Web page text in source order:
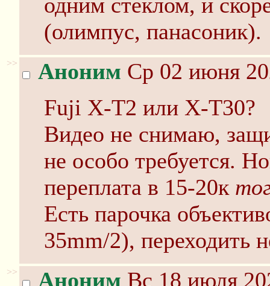
(олимпус, панасоник).
>> Аноним Ср 02 июня
Fuji X-T2 или X-T30?
Видео не снимаю,
не особо требуется.
переплата в 15-20к
Есть парочка
35mm/2), переходить
>> Аноним Вс 18 июля